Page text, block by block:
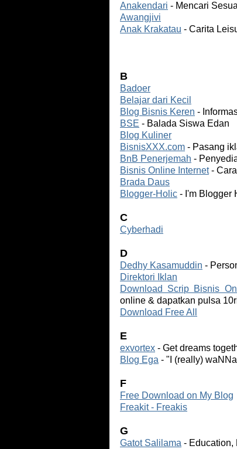
Anakendari - Mencari
Awangjivi
Anak Krakatau - Carita
B
Badoer
Belajar dari Kecil
Blog Bisnis Keren -
BSE - Balada Siswa Edan
Blog Kuliner
BisnisXXX.com - Pasang
BnB Penerjemah -
Bisnis Online Internet-
Brada Daus
Blogger-Holic - I'm Blogger
C
Cyberhadi
D
Dedhy Kasamuddin -
Direktori Iklan
Download Scrip Bisnis
online & dapatkan pulsa
Download Free All
E
exvortex - Get dreams
Blog Ega - "I (really)
F
Free Download on My Blog
Freakit - Freakis
G
Gatot Salilama - Education,